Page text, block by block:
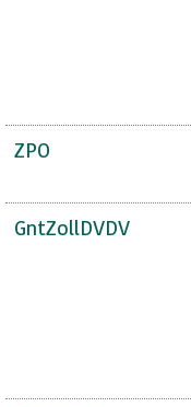
ZPO
GntZollDVDV